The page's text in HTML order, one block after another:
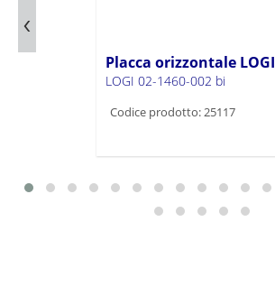
Placca orizzontale LOGI
LOGI 02-1460-002 bi
Codice prodotto: 25117